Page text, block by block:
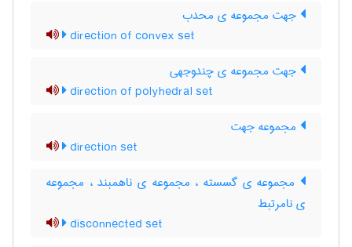
جهت مجموعه ی محدب
direction of convex set
جهت مجموعه ی چندوجهی
direction of polyhedral set
مجموعه جهت
direction set
مجموعه ی گسسته ، مجموعه ی ناهمبند ، مجموعه
ی نامرتبط
disconnected set